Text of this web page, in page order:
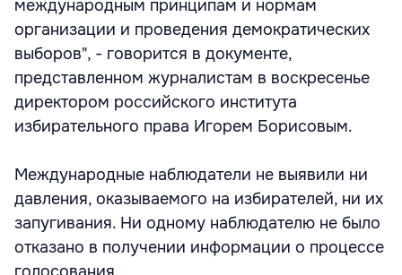
международным принципам и нормам
организации и проведения демократических
выборов", - говорится в документе,
представленном журналистам в воскресенье
директором российского института
избирательного права Игорем Борисовым.
Международные наблюдатели не выявили ни
давления, оказываемого на избирателей, ни их
запугивания. Ни одному наблюдателю не было
отказано в получении информации о процессе